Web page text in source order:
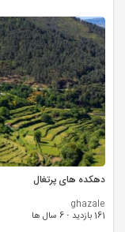
دهکده های پرتغال
ghazale
161 بازدید
· 6 سال ها